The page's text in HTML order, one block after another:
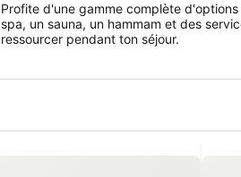
Profite d'une gamme complète
spa, un sauna, un hammam et des
ressourcer pendant ton séjour.